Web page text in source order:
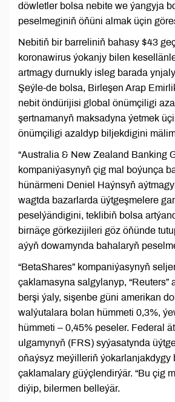
döwletler bolsa nebite we ýangyja
peselmeginiň öňüni almak üçin
Nebitiň bir barreliniň bahasy $43
koronawirus ýokanjy bilen
artmagy durnukly isleg barada
Şeýle-de bolsa, Birleşen Arap
nebit öndürijisi global önümçiligi
şertnamanyň maksadyna ýetmek
önümçiligi azaldyp biljekdigini
“Australia & New Zealand Banking
kompaniýasynyň çig mal boýunça
hünärmeni Deniel Haýnsyň
wagtda bazarlarda üýtgeşmelere
peselýändigini, teklibiň bolsa
birnäçe görkezijileri göz öňünde
aýyň dowamynda bahalaryň
“BetaShares” kompaniýasynyň
çaklamasyna salgylanyp, “Reuters”
berşi ýaly, sişenbe güni amerikan
walýutalara bolan hümmeti 0,3%,
hümmeti – 0,45% peseler. Federal
ulgamynyň (FRS) syýasatynda
oňaýsyz meýilleriň ýokarlanjakdygy
çaklamalary güýçlendirýär. “Bu çig
diýip, bilermen belleýär.